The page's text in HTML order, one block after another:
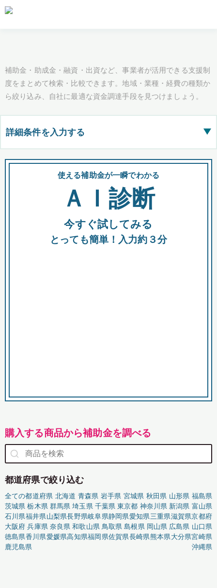
補助金・助成金・融資・出資など、事業者が活用できる支援制
度をまとめて検索・比較できます。地域・業種・経費の種類か
ら絞り込み、自社に最適な資金調達手段を見つけましょう。
詳細条件を入力する ▶
都道府県
全国の検索結果を含めて表示
助成金 融資 出資
使える補助金が一瞬でわかる
ＡＩ診断
今すぐ試してみる
とっても簡単！入力約３分
購入する商品から補助金を調べる
都道府県で絞り込む
全ての都道府県 北海道 青森県 岩手県 宮城県 秋田県 山形県 福島県
茨城県 栃木県 群馬県 埼玉県 千葉県 東京都 神奈川県 新潟県 富山県
石川県福井県山梨県長野県岐阜県静岡県愛知県三重県滋賀県京都府
大阪府 兵庫県 奈良県 和歌山県 鳥取県 島根県 岡山県 広島県 山口県
徳島県香川県愛媛県高知県福岡県佐賀県長崎県熊本県大分県宮崎県
鹿児島県
沖縄県